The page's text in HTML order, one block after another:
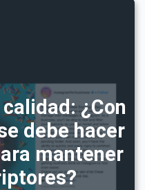
¿Con
debe hacer
mantener